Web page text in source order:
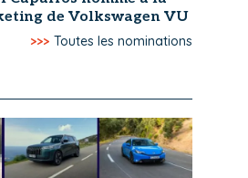
de Volkswagen VU
>>> Toutes les nominations